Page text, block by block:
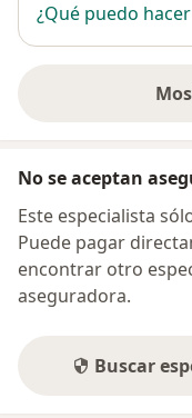
¿Qué puedo
No se aceptan
Este especialista
Puede pagar
encontrar otro
aseguradora.
Buscar